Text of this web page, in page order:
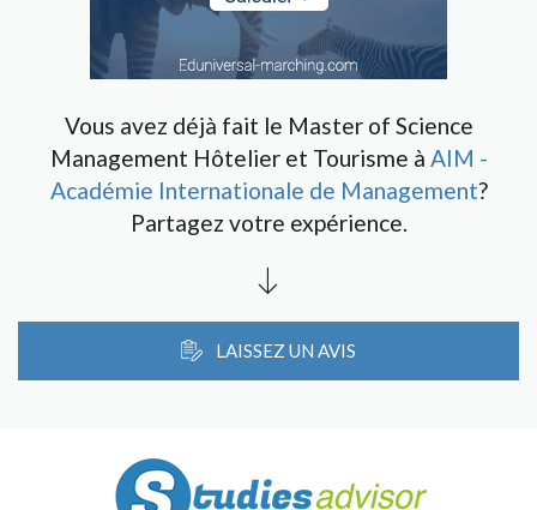
Vous avez déjà fait le Master of Science
Management Hôtelier et Tourisme à AIM -
Académie Internationale de Management?
Partagez votre expérience.
LAISSEZ UN AVIS